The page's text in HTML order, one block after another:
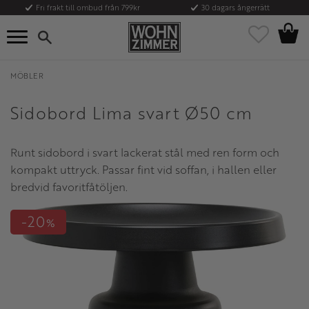
Meny
Fri frakt till ombud från 799kr 30 dagars ångerrätt
Favoriter
MÖBLER
Sidobord Lima svart Ø50 cm
Runt sidobord i svart lackerat stål med ren form och
kompakt uttryck. Passar fint vid soffan, i hallen eller
bredvid favoritfåtöljen.
20%